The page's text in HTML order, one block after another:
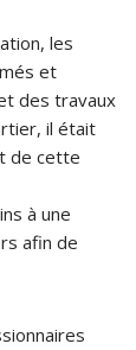
les
et
des travaux
il était
de cette
à une
afin de